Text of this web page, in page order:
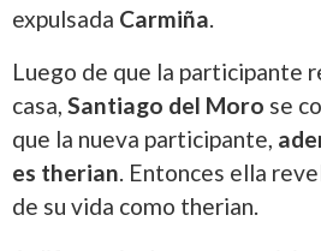
expulsada Carmiña.
Luego de que la participante
casa, Santiago del Moro se
que la nueva participante,
es therian. Entonces ella
de su vida como therian.